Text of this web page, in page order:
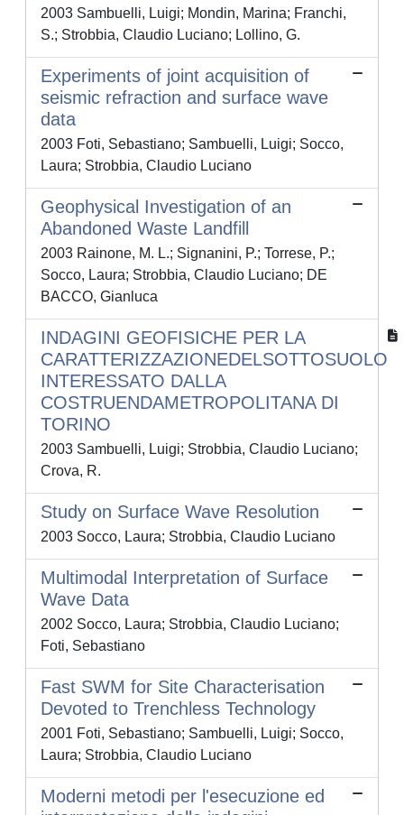
2003 Sambuelli, Luigi; Mondin, Marina; Franchi,
S.; Strobbia, Claudio Luciano; Lollino, G.
Experiments of joint acquisition of
seismic refraction and surface wave
data
2003 Foti, Sebastiano; Sambuelli, Luigi; Socco,
Laura; Strobbia, Claudio Luciano
Geophysical Investigation of an
Abandoned Waste Landfill
2003 Rainone, M. L.; Signanini, P.; Torrese, P.;
Socco, Laura; Strobbia, Claudio Luciano; DE
BACCO, Gianluca
INDAGINI GEOFISICHE PER LA
CARATTERIZZAZIONEDELSOTTOSUOLO
INTERESSATO DALLA
COSTRUENDAMETROPOLITANA DI
TORINO
2003 Sambuelli, Luigi; Strobbia, Claudio Luciano;
Crova, R.
Study on Surface Wave Resolution
2003 Socco, Laura; Strobbia, Claudio Luciano
Multimodal Interpretation of Surface
Wave Data
2002 Socco, Laura; Strobbia, Claudio Luciano;
Foti, Sebastiano
Fast SWM for Site Characterisation
Devoted to Trenchless Technology
2001 Foti, Sebastiano; Sambuelli, Luigi; Socco,
Laura; Strobbia, Claudio Luciano
Moderni metodi per l'esecuzione ed